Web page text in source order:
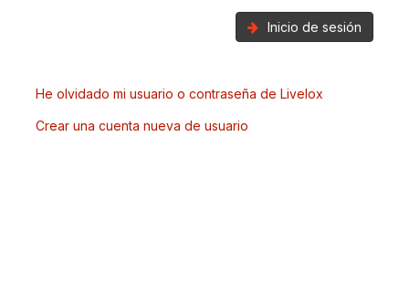
Inicio de sesión
He olvidado mi usuario o contraseña de Livelox
Crear una cuenta nueva de usuario